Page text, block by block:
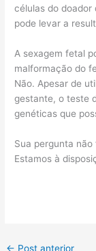
células do doador
pode levar a
A sexagem fetal
malformação do
Não. Apesar de
gestante, o teste
genéticas que
Sua pergunta
Estamos à
← Post anterior